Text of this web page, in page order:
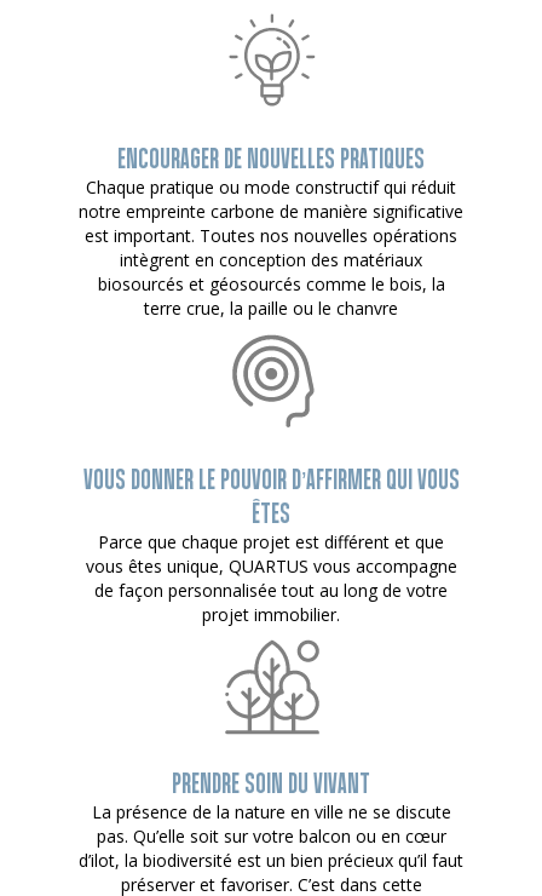
ENCOURAGER DE NOUVELLES PRATIQUES
Chaque pratique ou mode constructif qui réduit
notre empreinte carbone de manière significative
est important. Toutes nos nouvelles opérations
intègrent en conception des matériaux
biosourcés et géosourcés comme le bois, la
terre crue, la paille ou le chanvre
VOUS DONNER LE POUVOIR D’AFFIRMER QUI VOUS
ÊTES
Parce que chaque projet est différent et que
vous êtes unique, QUARTUS vous accompagne
de façon personnalisée tout au long de votre
projet immobilier.
PRENDRE SOIN DU VIVANT
La présence de la nature en ville ne se discute
pas. Qu’elle soit sur votre balcon ou en cœur
d’ilot, la biodiversité est un bien précieux qu’il faut
préserver et favoriser. C’est dans cette